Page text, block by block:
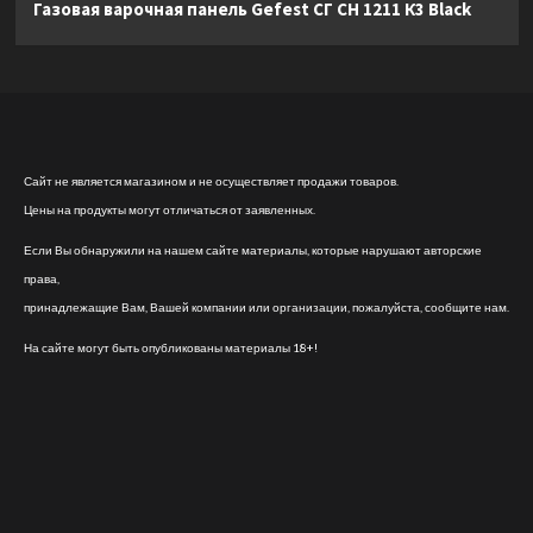
Газовая варочная панель Gefest СГ СН 1211 К3 Black
Сайт не является магазином и не осуществляет продажи товаров.
Цены на продукты могут отличаться от заявленных.
Если Вы обнаружили на нашем сайте материалы, которые нарушают авторские
права,
принадлежащие Вам, Вашей компании или организации, пожалуйста, сообщите нам.
На сайте могут быть опубликованы материалы 18+!